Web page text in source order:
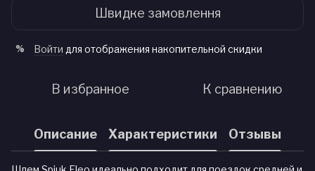
Швидке замовлення
% Войти для отображения накопительной скидки
В избранное К сравнению
Описание Характеристики Отзывы